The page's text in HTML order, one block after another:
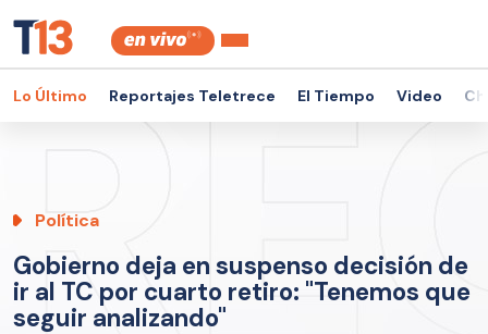
Lo Último Reportajes Teletrece El Tiempo Video
Política
Gobierno deja en suspenso decisión de
ir al TC por cuarto retiro: "Tenemos que
seguir analizando"